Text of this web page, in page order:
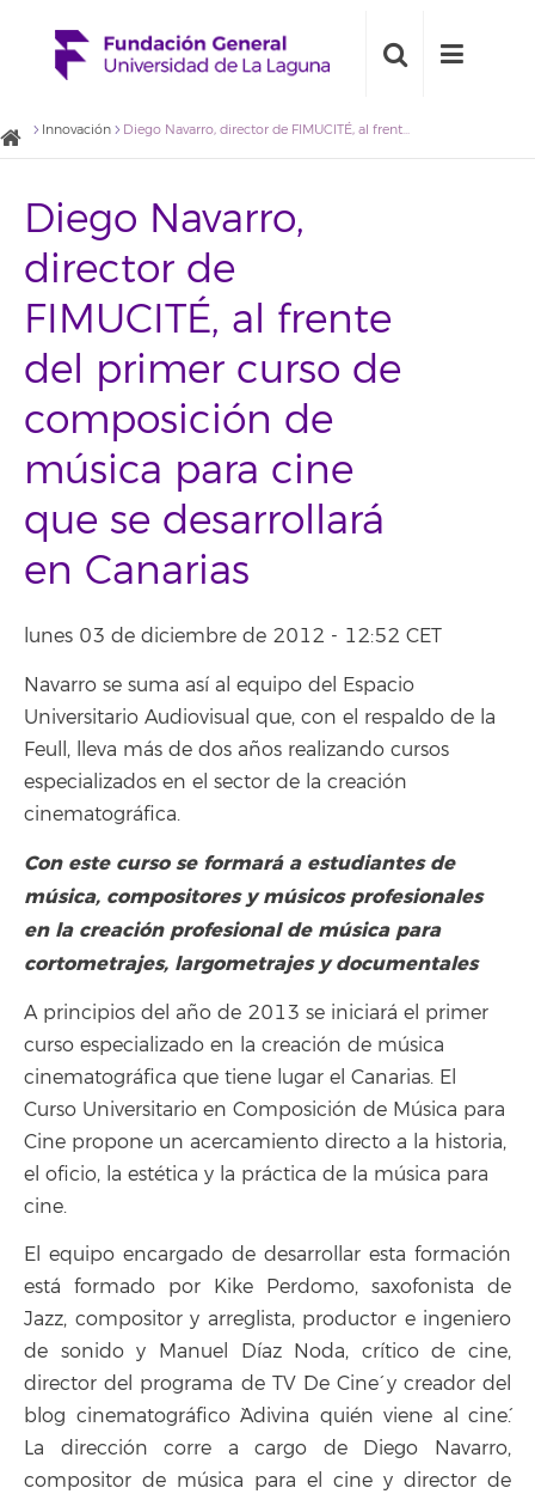
Innovación Diego Navarro, director de FIMUCITÉ, al frente del primer curso de composición de música para cine que se desarrollará en Canarias
Diego Navarro,
director de
FIMUCITÉ, al frente
del primer curso de
composición de
música para cine
que se desarrollará
en Canarias
lunes 03 de diciembre de 2012 - 12:52 CET
Navarro se suma así al equipo del Espacio
Universitario Audiovisual que, con el respaldo de la
Feull, lleva más de dos años realizando cursos
especializados en el sector de la creación
cinematográfica.
Con este curso se formará a estudiantes de
música, compositores y músicos profesionales
en la creación profesional de música para
cortometrajes, largometrajes y documentales
A principios del año de 2013 se iniciará el primer
curso especializado en la creación de música
cinematográfica que tiene lugar el Canarias. El
Curso Universitario en Composición de Música para
Cine propone un acercamiento directo a la historia,
el oficio, la estética y la práctica de la música para
cine.
El equipo encargado de desarrollar esta formación
está formado por Kike Perdomo, saxofonista de
Jazz, compositor y arreglista, productor e ingeniero
de sonido y Manuel Díaz Noda, crítico de cine,
director del programa de TV `De Cine´ y creador del
blog cinematográfico `Adivina quién viene al cine´.
La dirección corre a cargo de Diego Navarro,
compositor de música para el cine y director de